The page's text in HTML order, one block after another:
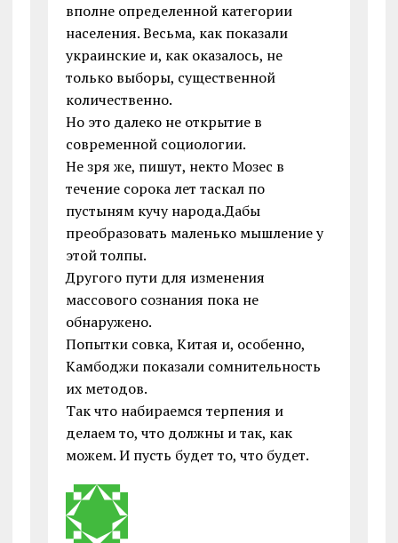
вполне определенной категории
населения. Весьма, как показали
украинские и, как оказалось, не
только выборы, существенной
количественно.
Но это далеко не открытие в
современной социологии.
Не зря же, пишут, некто Мозес в
течение сорока лет таскал по
пустыням кучу народа.Дабы
преобразовать маленько мышление у
этой толпы.
Другого пути для изменения
массового сознания пока не
обнаружено.
Попытки совка, Китая и, особенно,
Камбоджи показали сомнительность
их методов.
Так что набираемся терпения и
делаем то, что должны и так, как
можем. И пусть будет то, что будет.